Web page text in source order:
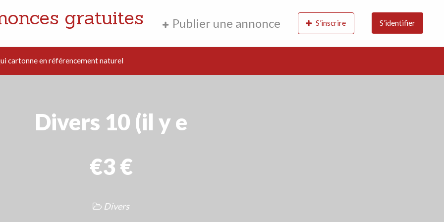
gratuites Publier une annonce S’inscrire S’identifier
cartonne en référencement naturel
Divers 10 (il y e
€3 €
Divers